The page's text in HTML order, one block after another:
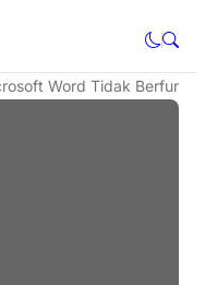
Word Tidak Berfungsi